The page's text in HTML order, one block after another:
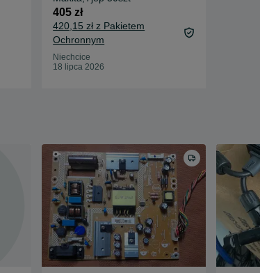
405 zł
420,15 zł z Pakietem
Ochronnym
Niechcice
18 lipca 2026